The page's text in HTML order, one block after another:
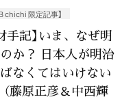
chichi 限定記事】
手記】いま、なぜ明
か？ 日本人が明治
なくてはいけない
藤原正彦＆中西輝